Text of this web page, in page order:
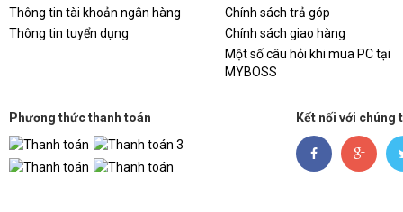
Thông tin tài khoản ngân hàng
Thông tin tuyển dụng
Chính sách trả góp
Chính sách giao hàng
Một số câu hỏi khi mua PC tại
MYBOSS
Phương thức thanh toán Kết nối với chúng